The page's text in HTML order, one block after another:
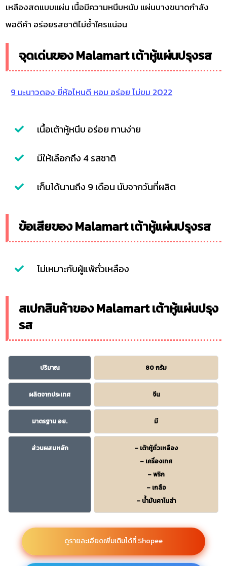
เหลืองสดแบบแผ่น เนื้อมีความหนึบหนับ แผ่นบางขนาดกำลัง
พอดีคำ อร่อยรสชาติไม่ซ้ำใครแน่อน
จุดเด่นของ Malamart เต้าหู้แผ่นปรุงรส
9 มะนาวดอง ยี่ห้อไหนดี หอม อร่อย ไม่ขม 2022
เนื้อเต้าหู้หนึบ อร่อย ทานง่าย
มีให้เลือกถึง 4 รสชาติ
เก็บได้นานถึง 9 เดือน นับจากวันที่ผลิต
ข้อเสียของ Malamart เต้าหู้แผ่นปรุงรส
ไม่เหมาะกับผู้แพ้ถั่วเหลือง
สเปกสินค้าของ Malamart เต้าหู้แผ่นปรุง
รส
ปริมาณ 80 กรัม
ผลิตจากประเทศ จีน
มาตรฐาน อย. มี
ส่วนผสมหลัก
– เต้าหู้ถั่วเหลือง
– เครื่องเทศ
– พริก
– เกลือ
– น้ำมันคาโนล่า
ดูรายละเอียดเพิ่มเติมได้ที่ Shopee